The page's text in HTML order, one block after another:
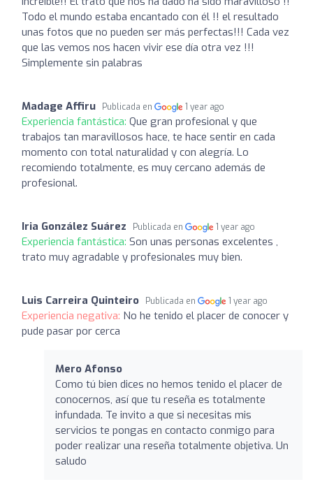
Todo el mundo estaba encantado con él !! el resultado
unas fotos que no pueden ser más perfectas!!! Cada vez
que las vemos nos hacen vivir ese día otra vez !!!
Simplemente sin palabras
Madage Affiru Publicada en 1 year ago
Experiencia fantástica: Que gran profesional y que
trabajos tan maravillosos hace, te hace sentir en cada
momento con total naturalidad y con alegría. Lo
recomiendo totalmente, es muy cercano además de
profesional.
Iria González Suárez Publicada en 1 year ago
Experiencia fantástica: Son unas personas excelentes ,
trato muy agradable y profesionales muy bien.
Luis Carreira Quinteiro Publicada en 1 year ago
Experiencia negativa: No he tenido el placer de conocer y
pude pasar por cerca
Mero Afonso
Como tú bien dices no hemos tenido el placer de
conocernos, así que tu reseña es totalmente
infundada. Te invito a que si necesitas mis
servicios te pongas en contacto conmigo para
poder realizar una reseña totalmente objetiva. Un
saludo